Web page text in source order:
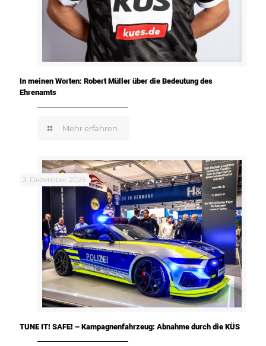
In meinen Worten: Robert Müller über die Bedeutung des
Ehrenamts
Mehr erfahren
2. Dezember 2025
TUNE IT! SAFE! – Kampagnenfahrzeug: Abnahme durch die KÜS